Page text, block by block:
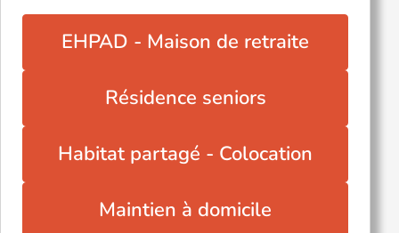
EHPAD - Maison de retraite
Résidence seniors
Habitat partagé - Colocation
Maintien à domicile